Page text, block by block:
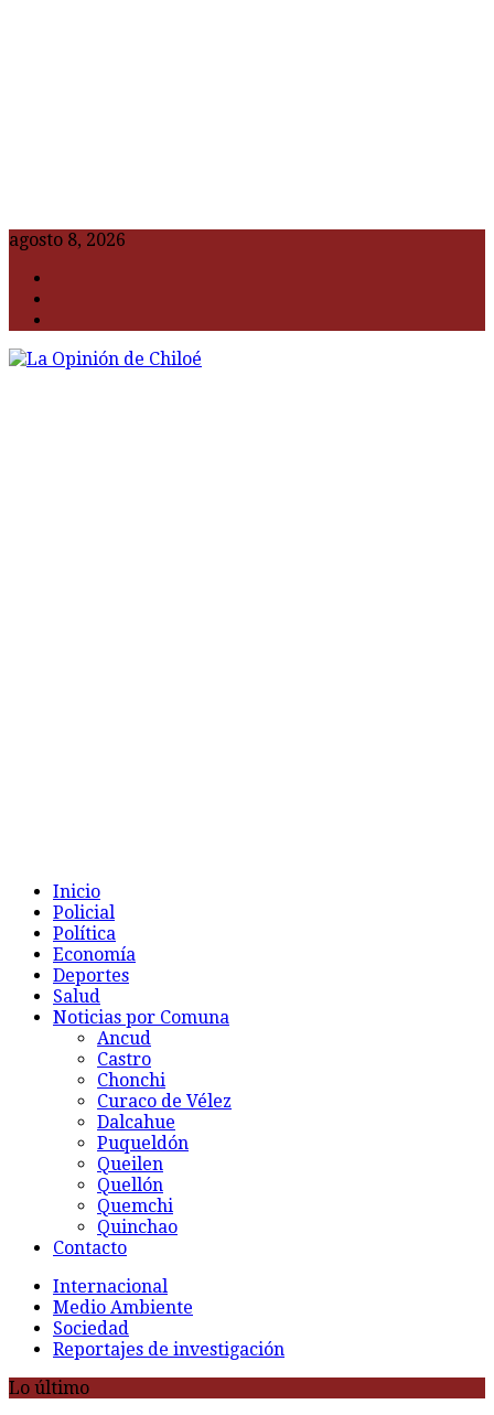
agosto 8, 2026
Inicio
Policial
Política
Economía
Deportes
Salud
Noticias por Comuna
Ancud
Castro
Chonchi
Curaco de Vélez
Dalcahue
Puqueldón
Queilen
Quellón
Quemchi
Quinchao
Contacto
Internacional
Medio Ambiente
Sociedad
Reportajes de investigación
Lo último